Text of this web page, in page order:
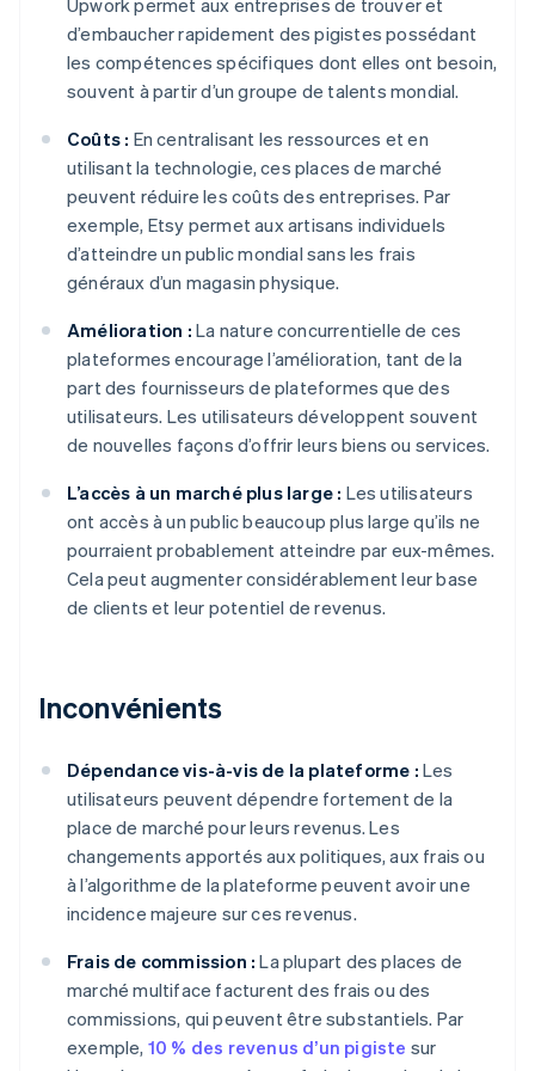
Upwork permet aux entreprises de trouver et
d’embaucher rapidement des pigistes possédant
les compétences spécifiques dont elles ont besoin,
souvent à partir d’un groupe de talents mondial.
Coûts : En centralisant les ressources et en
utilisant la technologie, ces places de marché
peuvent réduire les coûts des entreprises. Par
exemple, Etsy permet aux artisans individuels
d’atteindre un public mondial sans les frais
généraux d’un magasin physique.
Amélioration : La nature concurrentielle de ces
plateformes encourage l’amélioration, tant de la
part des fournisseurs de plateformes que des
utilisateurs. Les utilisateurs développent souvent
de nouvelles façons d’offrir leurs biens ou services.
L’accès à un marché plus large : Les utilisateurs
ont accès à un public beaucoup plus large qu’ils ne
pourraient probablement atteindre par eux-mêmes.
Cela peut augmenter considérablement leur base
de clients et leur potentiel de revenus.
Inconvénients
Dépendance vis-à-vis de la plateforme : Les
utilisateurs peuvent dépendre fortement de la
place de marché pour leurs revenus. Les
changements apportés aux politiques, aux frais ou
à l’algorithme de la plateforme peuvent avoir une
incidence majeure sur ces revenus.
Frais de commission : La plupart des places de
marché multiface facturent des frais ou des
commissions, qui peuvent être substantiels. Par
exemple, 10 % des revenus d’un pigiste sur